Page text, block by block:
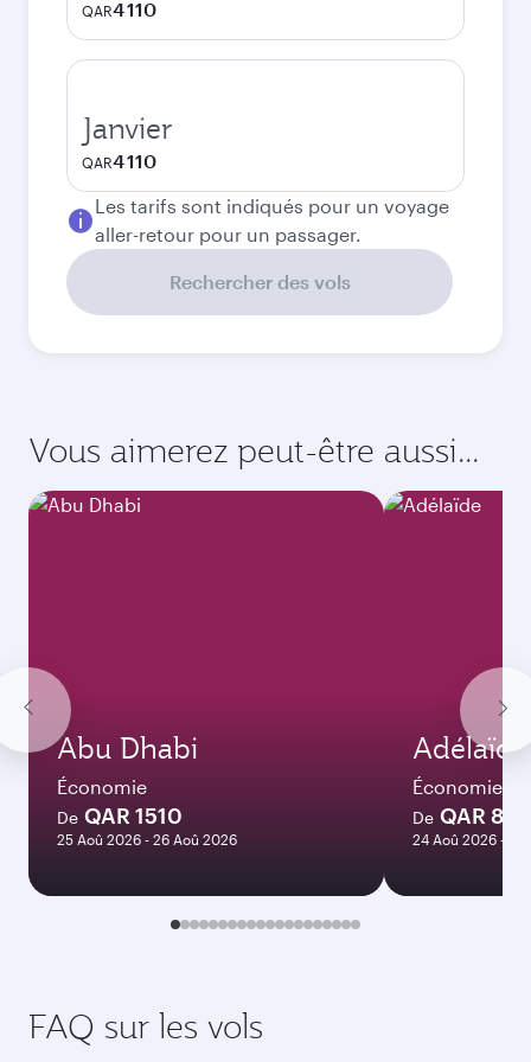
QAR4 110
Janvier
QAR4 110
Les tarifs sont indiqués pour un voyage
aller-retour pour un passager.
Rechercher des vols
Vous aimerez peut-être aussi...
Abu Dhabi
Économie
De QAR 1510
25 Aoû 2026 - 26 Aoû 2026
Adélaïde
Économie
De QAR
24 Aoû 2026 - 23
FAQ sur les vols